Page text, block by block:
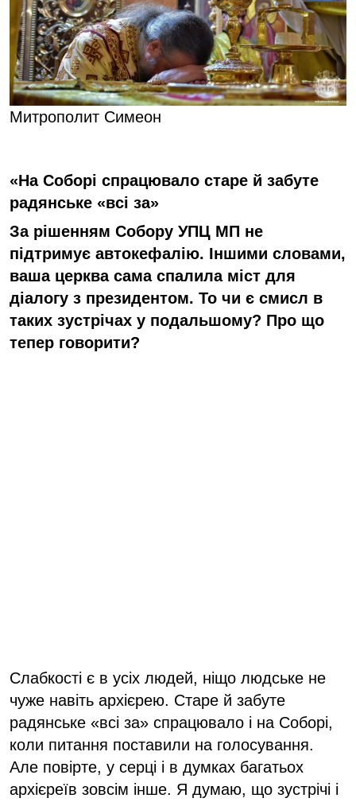
Митрополит Симеон
«На Соборі спрацювало старе й забуте
радянське «всі за»
За рішенням Собору УПЦ МП не
підтримує автокефалію. Іншими словами,
ваша церква сама спалила міст для
діалогу з президентом. То чи є смисл в
таких зустрічах у подальшому? Про що
тепер говорити?
Слабкості є в усіх людей, ніщо людське не
чуже навіть архієрею. Старе й забуте
радянське «всі за» спрацювало і на Соборі,
коли питання поставили на голосування.
Але повірте, у серці і в думках багатьох
архієреїв зовсім інше. Я думаю, що зустрічі і